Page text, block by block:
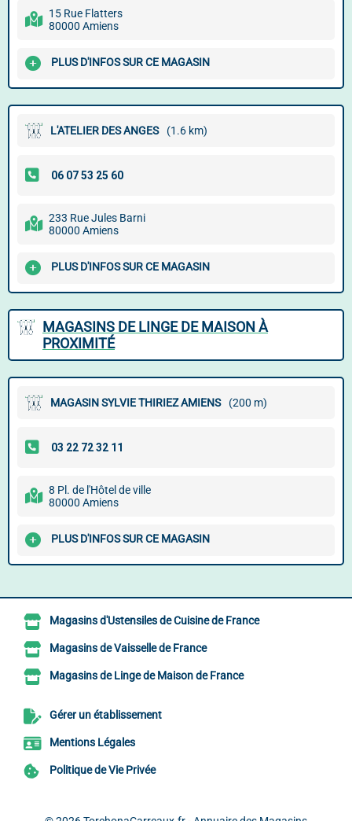
15 Rue Flatters
80000 Amiens
PLUS D'INFOS SUR CE MAGASIN
L'ATELIER DES ANGES (1.6 km)
233 Rue Jules Barni
80000 Amiens
PLUS D'INFOS SUR CE MAGASIN
MAGASINS DE LINGE DE MAISON À
PROXIMITÉ
MAGASIN SYLVIE THIRIEZ AMIENS (200 m)
8 Pl. de l'Hôtel de ville
80000 Amiens
PLUS D'INFOS SUR CE MAGASIN
Magasins d'Ustensiles de Cuisine de France
Magasins de Vaisselle de France
Magasins de Linge de Maison de France
Gérer un établissement
Mentions Légales
Politique de Vie Privée